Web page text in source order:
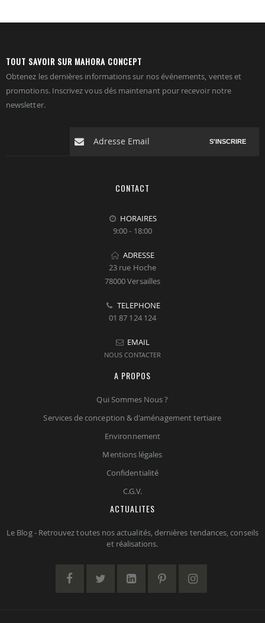
TOUT SAVOIR SUR MAHORA CONCEPT
Obtenez les dernières informations sur nos événements, ventes et
promotions. Inscrivez vous dés maintenant pour recevoir notre
newsletter.
S'INSCRIRE
CONTACT
HORAIRES
9:00 - 18:00
ADRESSE
23 rue Hoche
78000 Versailles
TELEPHONE
01 87 124 124
EMAIL
NOUS CONTACTER
A PROPOS
Qui Sommes Nous ?
Services de conception & d'aménagement tertiaire
Environnement
Mentions légales
Confidentialité
C.G.V.
ACTUALITES
Le Blog - Retrouvez toutes nos actualités, dernières tendances, conseils
et réalisations.